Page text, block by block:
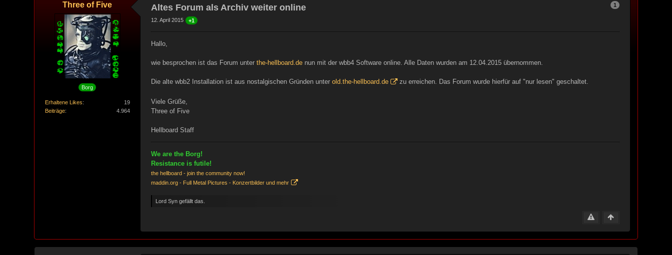
Three of Five
Borg
Erhaltene Likes
19
Beiträge
4.964
1
Altes Forum als Archiv weiter online
12. April 2015 +1
Hallo,
wie besprochen ist das Forum unter the-hellboard.denun mit der wbb4 Software online. Alle Daten wurden am 12.04.2015 übernommen.
Die alte wbb2 Installation ist aus nostalgischen Gründen unter old.the-hellboard.de zu erreichen. Das Forum wurde hierfür auf "nur lesen" geschaltet.
Viele Grüße,
Three of Five
Hellboard Staff
We are the Borg!
Resistance is futile!
the hellboard - join the community now!
maddin.org - Full Metal Pictures - Konzertbilder und mehr
Lord Syn gefällt das.